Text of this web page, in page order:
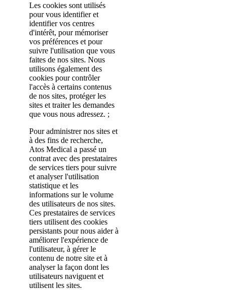
Les cookies sont utilisés
pour vous identifier et
identifier vos centres
d'intérêt, pour mémoriser
vos préférences et pour
suivre l'utilisation que vous
faites de nos sites. Nous
utilisons également des
cookies pour contrôler
l'accès à certains contenus
de nos sites, protéger les
sites et traiter les demandes
que vous nous adressez. ;
Pour administrer nos sites et
à des fins de recherche,
Atos Medical a passé un
contrat avec des prestataires
de services tiers pour suivre
et analyser l'utilisation
statistique et les
informations sur le volume
des utilisateurs de nos sites.
Ces prestataires de services
tiers utilisent des cookies
persistants pour nous aider à
améliorer l'expérience de
l'utilisateur, à gérer le
contenu de notre site et à
analyser la façon dont les
utilisateurs naviguent et
utilisent les sites.